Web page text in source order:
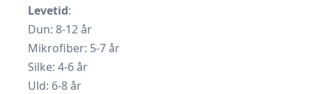
Levetid:
Dun: 8-12 år
Mikrofiber: 5-7 år
Silke: 4-6 år
Uld: 6-8 år